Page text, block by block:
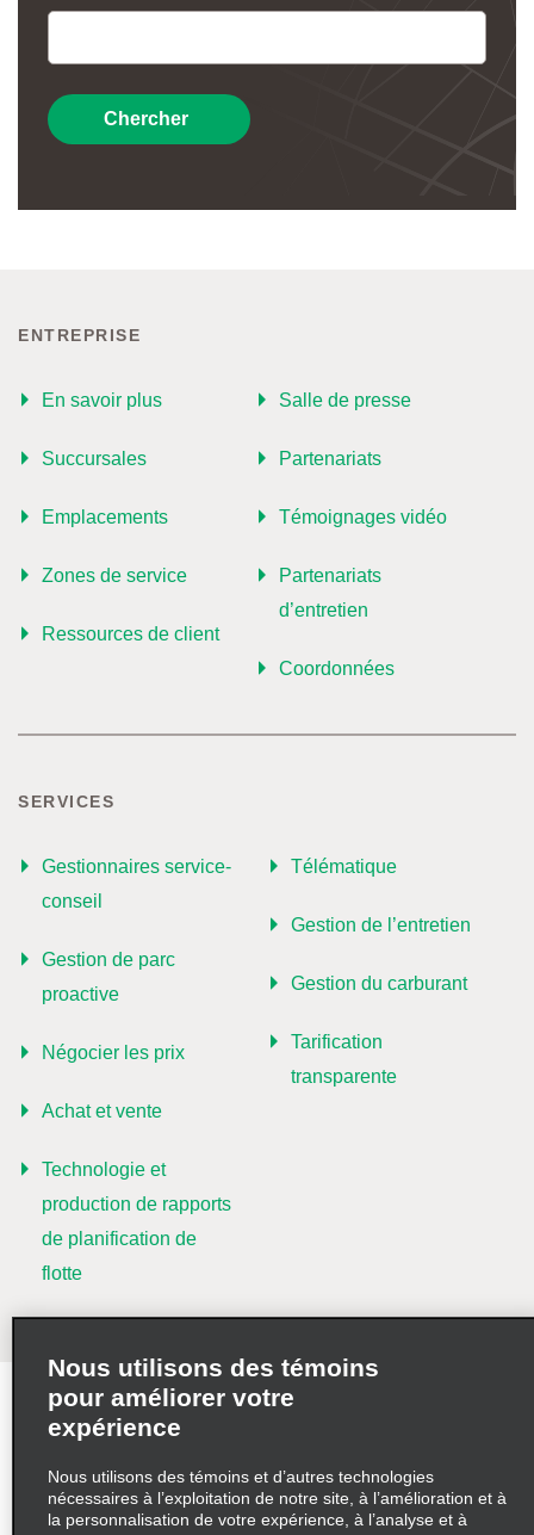
Chercher
ENTREPRISE
En savoir plus
Succursales
Emplacements
Zones de service
Ressources de client
Salle de presse
Partenariats
Témoignages vidéo
Partenariats
d’entretien
Coordonnées
SERVICES
Gestionnaires service-
conseil
Gestion de parc
proactive
Négocier les prix
Achat et vente
Technologie et
production de rapports
de planification de
flotte
Télématique
Gestion de l’entretien
Gestion du carburant
Tarification
transparente
Modalités d’utilisation
Politique de confidentialité
Politique sur les fichiers témoins
Choix de confidentialité
AdChoices
Nous utilisons des témoins
pour améliorer votre
expérience
Nous utilisons des témoins et d’autres technologies
nécessaires à l’exploitation de notre site, à l’amélioration et à
la personnalisation de votre expérience, à l’analyse et à